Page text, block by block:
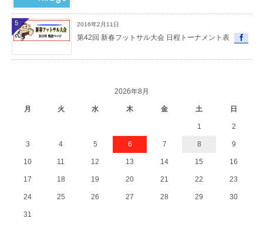
2016年2月11日
第42回 新春フットサル大会 日程トーナメント表
5
2026年8月
月 火 水 木 金 土 日
1 2
3 4 5 6 7 8 9
10 11 12 13 14 15 16
17 18 19 20 21 22 23
24 25 26 27 28 29 30
31